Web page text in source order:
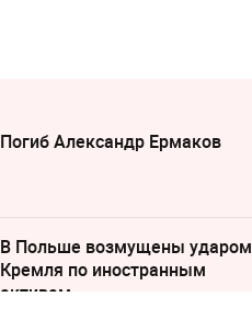
Погиб Александр Ермаков
В Польше возмущены ударом
Кремля по иностранным
активам